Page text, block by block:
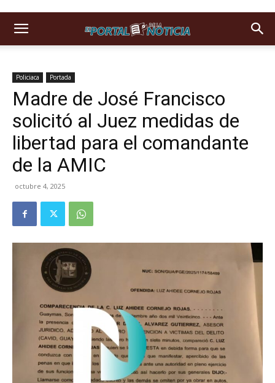
Policiaca Portada
Madre de José Francisco
solicitó al Juez medidas de
libertad para el comandante
de la AMIC
octubre 4, 2025